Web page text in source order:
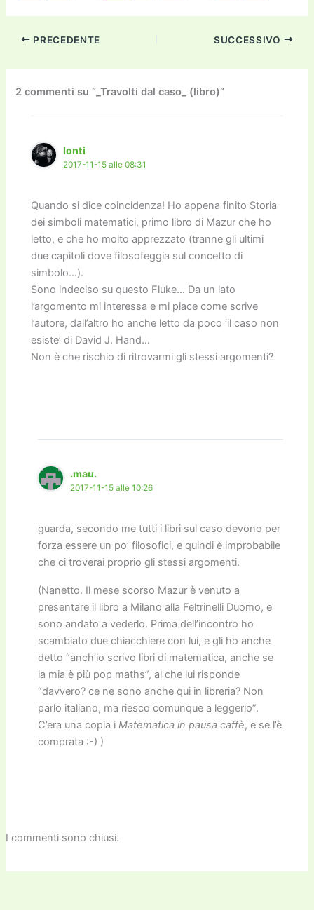
c
e
b
o
o
k
itt
er
ai
l
d
o
n
a
m
p
y
Li
n
k
k
e
dI
n
di
vi
PRECEDENTE SUCCESSIVO
2 commenti su “_Travolti dal caso_ (libro)”
Ionti
2017-11-15 alle 08:31
Quando si dice coincidenza! Ho appena finito Storia
dei simboli matematici, primo libro di Mazur che ho
letto, e che ho molto apprezzato (tranne gli ultimi
due capitoli dove filosofeggia sul concetto di
simbolo…).
Sono indeciso su questo Fluke… Da un lato
l’argomento mi interessa e mi piace come scrive
l’autore, dall’altro ho anche letto da poco ‘il caso non
esiste’ di David J. Hand…
Non è che rischio di ritrovarmi gli stessi argomenti?
.mau.
2017-11-15 alle 10:26
guarda, secondo me tutti i libri sul caso devono per
forza essere un po’ filosofici, e quindi è improbabile
che ci troverai proprio gli stessi argomenti.
(Nanetto. Il mese scorso Mazur è venuto a
presentare il libro a Milano alla Feltrinelli Duomo, e
sono andato a vederlo. Prima dell’incontro ho
scambiato due chiacchiere con lui, e gli ho anche
detto “anch’io scrivo libri di matematica, anche se
la mia è più pop maths”, al che lui risponde
“davvero? ce ne sono anche qui in libreria? Non
parlo italiano, ma riesco comunque a leggerlo”.
C’era una copia iMatematica in pausa caffè, e se l’è
comprata :-) )
I commenti sono chiusi.